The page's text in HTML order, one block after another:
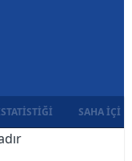
SAHA İÇI